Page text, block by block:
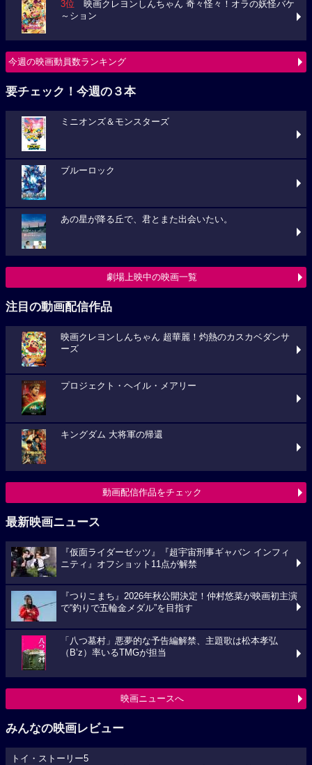
3位 映画クレヨンしんちゃん 奇々怪々！オラの妖怪バケ
～ション
今週の映画動員数ランキング
要チェック！今週の３本
ミニオンズ＆モンスターズ
ブルーロック
あの星が降る丘で、君とまた出会いたい。
劇場上映中の映画一覧
注目の動画配信作品
映画クレヨンしんちゃん 超華麗！灼熱のカスカベダンサ
ーズ
プロジェクト・ヘイル・メアリー
キングダム 大将軍の帰還
動画配信作品をチェック
最新映画ニュース
『仮面ライダーゼッツ』『超宇宙刑事ギャバン インフィ
ニティ』オフショット11点が解禁
『つりこまち』2026年秋公開決定！仲村悠菜が映画初主演
で“釣りで五輪金メダル”を目指す
「八つ墓村」悪夢的な予告編解禁、主題歌は松本孝弘
（B’z）率いるTMGが担当
映画ニュースへ
みんなの映画レビュー
トイ・ストーリー5